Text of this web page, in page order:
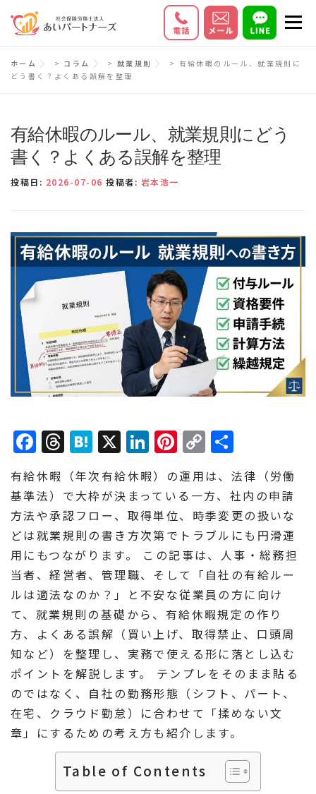
ン
ス
キ
プ
メニ
初めての方へ サービス内容 料金
ホーム > コラム > 就業規則 > 有給休暇のルール、就業規則に
どう書く？よくある誤解を整理
有給休暇のルール、就業規則にどう
書く？よくある誤解を整理
投稿日: 2026-07-06 投稿者: 岩本浩一
Facebook
Threads
Hatena
X LinkedIn
Pinterest
Copy
Link
有
有給休暇（年次有給休暇）の運用は、法律（労働
基準法）で大枠が決まっている一方、社内の申請
方法や承認フロー、取得単位、時季変更の扱いな
どは就業規則の書き方次第でトラブルにも円滑運
用にもつながります。 この記事は、人事・総務担
当者、経営者、管理職、そして「自社の有給ルー
ルは適法なのか？」と不安な従業員の方に向け
て、就業規則の基礎から、有給休暇規定の作り
方、よくある誤解（買い上げ、取得禁止、口頭周
知など）を整理し、実務で使える形に落とし込む
ポイントを解説します。 テンプレをそのまま貼る
のではなく、自社の勤務形態（シフト、パート、
在宅、クラウド勤怠）に合わせて「揉めない文
章」にするための考え方も紹介します。
Table of Contents